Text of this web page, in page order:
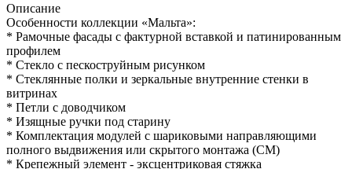
Описание
Особенности коллекции «Мальта»:
* Рамочные фасады с фактурной вставкой и патинированным
профилем
* Стекло с пескоструйным рисунком
* Стеклянные полки и зеркальные внутренние стенки в
витринах
* Петли с доводчиком
* Изящные ручки под старину
* Комплектация модулей с шариковыми направляющими
полного выдвижения или скрытого монтажа (СМ)
* Крепежный элемент - эксцентриковая стяжка